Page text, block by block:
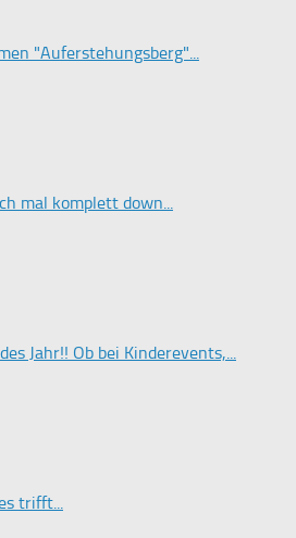
"Auferstehungsberg"...
mal komplett down...
Jahr!! Ob bei Kinderevents,...
trifft...